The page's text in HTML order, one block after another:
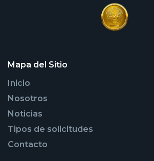
Mapa del Sitio
Inicio
Nosotros
Noticias
Tipos de solicitudes
Contacto